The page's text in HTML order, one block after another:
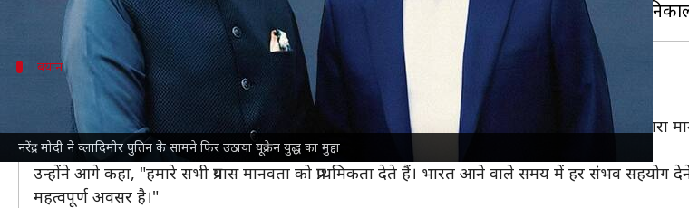
नरेंद्र मोदी ने व्लादिमीर पुतिन के सामने फिर उठाया यूक्रेन युद्ध का मुद्दा
बयान
प्रधानमंत्री मोदी ने पुतिन से क्या कहा?
प्रधानमंत्री मोदी ने कहा, "रूस-यूक्रेन संघर्ष के विषय पर हम लगातार संपर्क में रहे। मैंने पहले भी कहा है, हमारा
स्थिरता की बहाली का पूरा समर्थन करते हैं।"
उन्होंने आगे कहा, "हमारे सभी प्रयास मानवता को प्राथमिकता देते हैं। भारत आने वाले समय में हर संभव
महत्वपूर्ण अवसर है।"